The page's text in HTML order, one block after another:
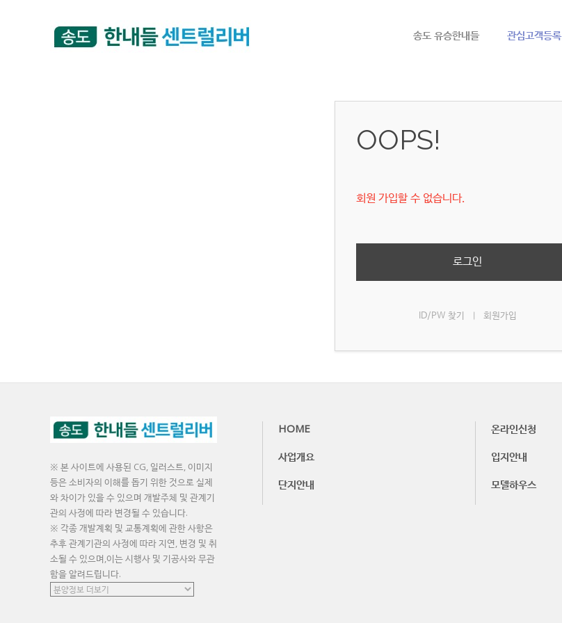
송도 유승한내들 관심고객등록
OOPS!
회원 가입할 수 없습니다.
로그인
ID/PW 찾기 회원가입
※ 본 사이트에 사용된 CG, 일러스트, 이미지
등은 소비자의 이해를 돕기 위한 것으로 실제
와 차이가 있을 수 있으며 개발주체 및 관계기
관의 사정에 따라 변경될 수 있습니다.
※ 각종 개발계획 및 교통계획에 관한 사항은
추후 관계기관의 사정에 따라 지연, 변경 및 취
소될 수 있으며,이는 시행사 및 기공사와 무관
함을 알려드립니다.
HOME 온라인신청
사업개요
입지안내
단지안내
모델하우스